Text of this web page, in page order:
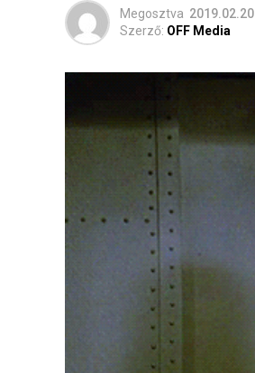
Megosztva 2019.02.20
Szerző: OFF Media